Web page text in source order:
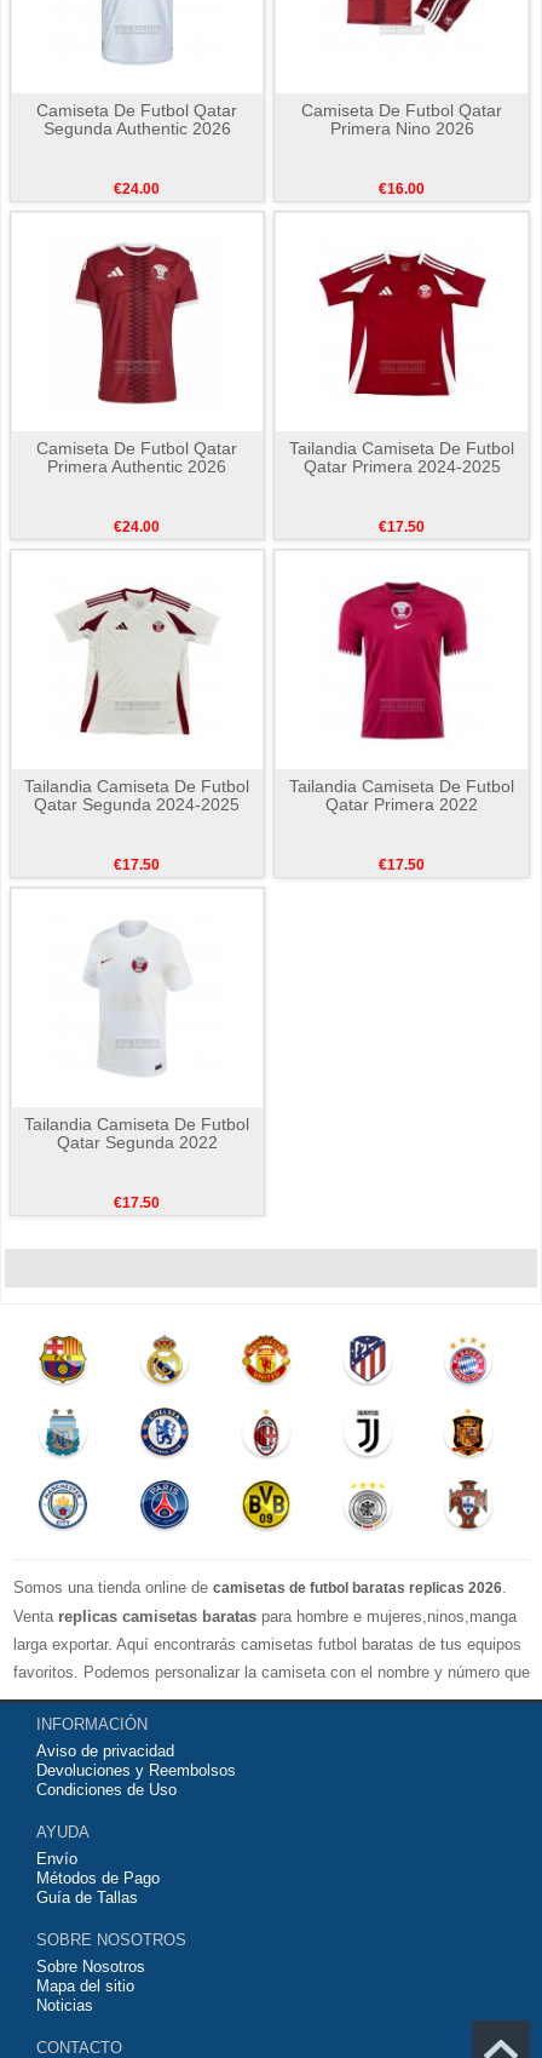
Camiseta De Futbol Qatar
Segunda Authentic 2026
€24.00
Camiseta De Futbol Qatar
Primera Nino 2026
€16.00
Camiseta De Futbol Qatar
Primera Authentic 2026
€24.00
Tailandia Camiseta De Futbol
Qatar Primera 2024-2025
€17.50
Tailandia Camiseta De Futbol
Qatar Segunda 2024-2025
€17.50
Tailandia Camiseta De Futbol
Qatar Primera 2022
€17.50
Tailandia Camiseta De Futbol
Qatar Segunda 2022
€17.50
Somos una tienda online de camisetas de futbol baratas replicas 2026
Venta replicas camisetas baratas para hombre e mujeres,ninos,manga
larga exportar. Aquí encontrarás camisetas futbol baratas de tus equipos
favoritos. Podemos personalizar la camiseta con el nombre y número que
quieras. Nuestrascamisetas de futbol replicasson de máxima calidad
tailandesa por lo que estamos convencidos que quedarás muy satisfecho
con ella. Estas camisetas tienen un tejido transpirable por lo que te
servirán para jugar al fútbol o simplemente para animar a tu equipo
contáctanos y haremos lo posible para conseguirtela lo más barata
posible.
INFORMACIÓN
Aviso de privacidad
Devoluciones y Reembolsos
Condiciones de Uso
AYUDA
Envío
Métodos de Pago
Guía de Tallas
SOBRE NOSOTROS
Sobre Nosotros
Mapa del sitio
Noticias
CONTACTO